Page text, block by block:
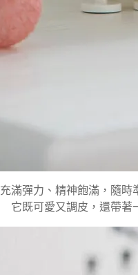
充滿彈力、精神飽滿，隨時
它既可愛又調皮，還帶著